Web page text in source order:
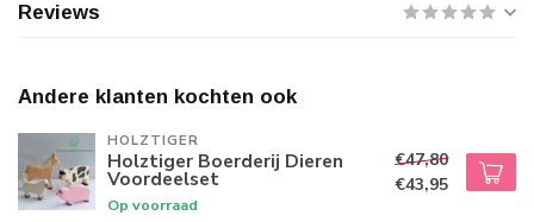
Reviews
Andere klanten kochten ook
HOLZTIGER
Holztiger Boerderij Dieren
Voordeelset
Op voorraad
€47,80
€43,95